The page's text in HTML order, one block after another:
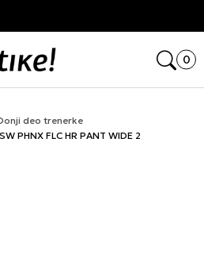
0
deo trenerke
PHNX FLC HR PANT WIDE 2